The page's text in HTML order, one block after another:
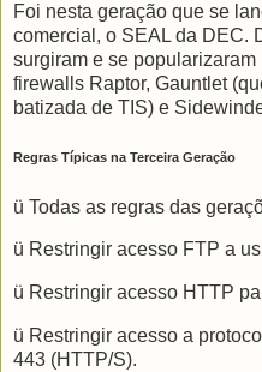
Foi nesta geração que se
comercial, o SEAL da DEC.
surgiram e se
firewalls Raptor, Gauntlet
batizada de TIS) e
Regras Típicas na Terceira Geração
ü Todas as regras das
ü Restringir acesso FTP a
ü Restringir acesso HTTP
ü Restringir acesso a
443 (HTTP/S).